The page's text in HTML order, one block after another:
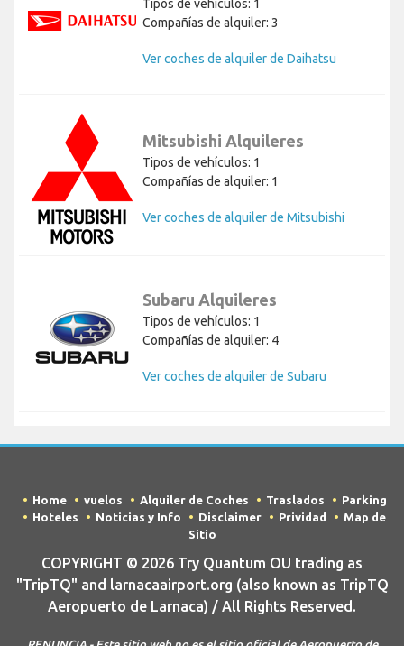
Tipos de vehículos: 1
Compañías de alquiler: 3
Ver coches de alquiler de Daihatsu
Mitsubishi Alquileres
Tipos de vehículos: 1
Compañías de alquiler: 1
Ver coches de alquiler de Mitsubishi
Subaru Alquileres
Tipos de vehículos: 1
Compañías de alquiler: 4
Ver coches de alquiler de Subaru
Home vuelos Alquiler de Coches Traslados
Parking
Hoteles
Noticias y Info Disclaimer Prividad
Map de
Sitio
COPYRIGHT © 2026 Try Quantum OU trading as
"TripTQ" and larnacaairport.org (also known as TripTQ
Aeropuerto de Larnaca) / All Rights Reserved.